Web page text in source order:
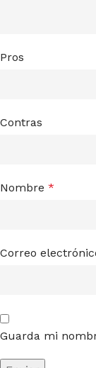
Pros
Contras
Nombre *
Correo
Guarda mi